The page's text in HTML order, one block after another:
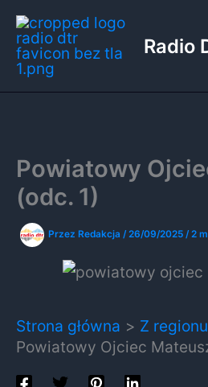
Przejdź
do
treści
Radio
Powiatowy
(odc. 1)
Przez Redakcja /26/09/2025 /2
Strona główna
Z regionu
Powiatowy Ojciec